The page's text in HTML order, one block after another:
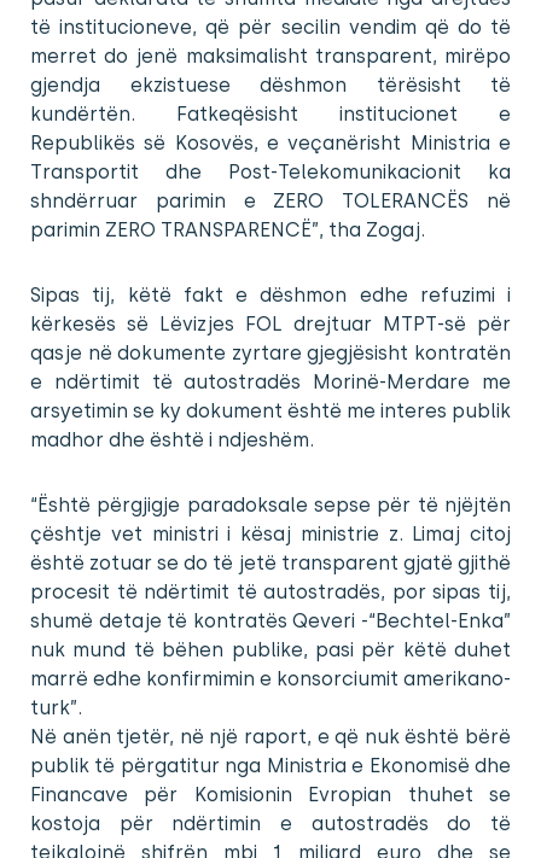
të institucioneve, që për secilin vendim që do të
merret do jenë maksimalisht transparent, mirëpo
gjendja ekzistuese dëshmon tërësisht të
kundërtën. Fatkeqësisht institucionet e
Republikës së Kosovës, e veçanërisht Ministria e
Transportit dhe Post-Telekomunikacionit ka
shndërruar parimin e ZERO TOLERANCËS në
parimin ZERO TRANSPARENCË”, tha Zogaj.
Sipas tij, këtë fakt e dëshmon edhe refuzimi i
kërkesës së Lëvizjes FOL drejtuar MTPT-së për
qasje në dokumente zyrtare gjegjësisht kontratën
e ndërtimit të autostradës Morinë-Merdare me
arsyetimin se ky dokument është me interes publik
madhor dhe është i ndjeshëm.
“Është përgjigje paradoksale sepse për të njëjtën
çështje vet ministri i kësaj ministrie z. Limaj citoj
është zotuar se do të jetë transparent gjatë gjithë
procesit të ndërtimit të autostradës, por sipas tij,
shumë detaje të kontratës Qeveri -“Bechtel-Enka”
nuk mund të bëhen publike, pasi për këtë duhet
marrë edhe konfirmimin e konsorciumit amerikano-
turk”.
Në anën tjetër, në një raport, e që nuk është bërë
publik të përgatitur nga Ministria e Ekonomisë dhe
Financave për Komisionin Evropian thuhet se
kostoja për ndërtimin e autostradës do të
tejkalojnë shifrën mbi 1 miliard euro dhe se